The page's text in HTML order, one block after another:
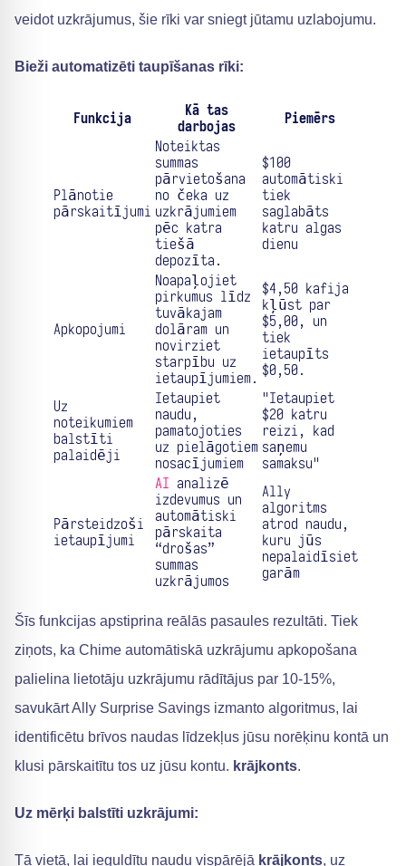
veidot uzkrājumus, šie rīki var sniegt jūtamu uzlabojumu.
Bieži automatizēti taupīšanas rīki:
Funkcija
Kā tas
darbojas
Piemērs
Plānotie
pārskaitījumi
Noteiktas
summas
pārvietošana
no čeka uz
uzkrājumiem
pēc katra
tiešā
depozīta.
$100
automātiski
tiek
saglabāts
katru algas
dienu
Apkopojumi
Noapaļojiet
pirkumus līdz
tuvākajam
dolāram un
novirziet
starpību uz
ietaupījumiem.
$4,50 kafija
kļūst par
$5,00, un
tiek
ietaupīts
$0,50.
Uz
noteikumiem
balstīti
palaidēji
Ietaupiet
naudu,
pamatojoties
uz pielāgotiem
nosacījumiem
"Ietaupiet
$20 katru
reizi, kad
saņemu
samaksu"
Pārsteidzoši
ietaupījumi
AI analizē
izdevumus un
automātiski
pārskaita
“drošas”
summas
uzkrājumos
Ally
algoritms
atrod naudu,
kuru jūs
nepalaidīsiet
garām
Šīs funkcijas apstiprina reālās pasaules rezultāti. Tiek
ziņots, ka Chime automātiskā uzkrājumu apkopošana
palielina lietotāju uzkrājumu rādītājus par 10-15%,
savukārt Ally Surprise Savings izmanto algoritmus, lai
identificētu brīvos naudas līdzekļus jūsu norēķinu kontā un
klusi pārskaitītu tos uz jūsu kontu. krājkonts.
Uz mērķi balstīti uzkrājumi:
Tā vietā, lai ieguldītu naudu vispārējā krājkonts, uz